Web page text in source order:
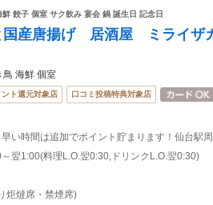
餃子 個室 サク飲み 宴会 鍋 誕生日 記念日
国産唐揚げ 居酒屋 ミライ
鳥 海鮮 個室
ント還元対象店 口コミ投稿特典対象店
翌1:00(料理L.O.翌0:30,ドリンクL.O.翌0:30)
炬燵席・禁煙席)